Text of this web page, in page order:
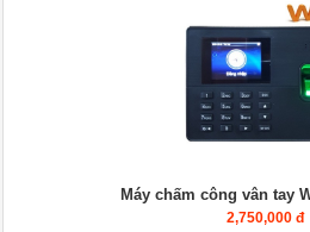
Máy chấm công vân tay
2,750,000 đ